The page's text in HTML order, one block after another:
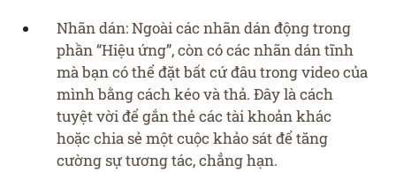
Nhãn dán: Ngoài các nhãn dán động trong
phần “Hiệu ứng”, còn có các nhãn dán tĩnh
mà bạn có thể đặt bất cứ đâu trong video của
mình bằng cách kéo và thả. Đây là cách
tuyệt vời để gắn thẻ các tài khoản khác
hoặc chia sẻ một cuộc khảo sát để tăng
cường sự tương tác, chẳng hạn.